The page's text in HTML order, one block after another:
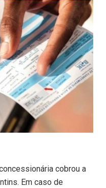
cobrou a
Em caso de